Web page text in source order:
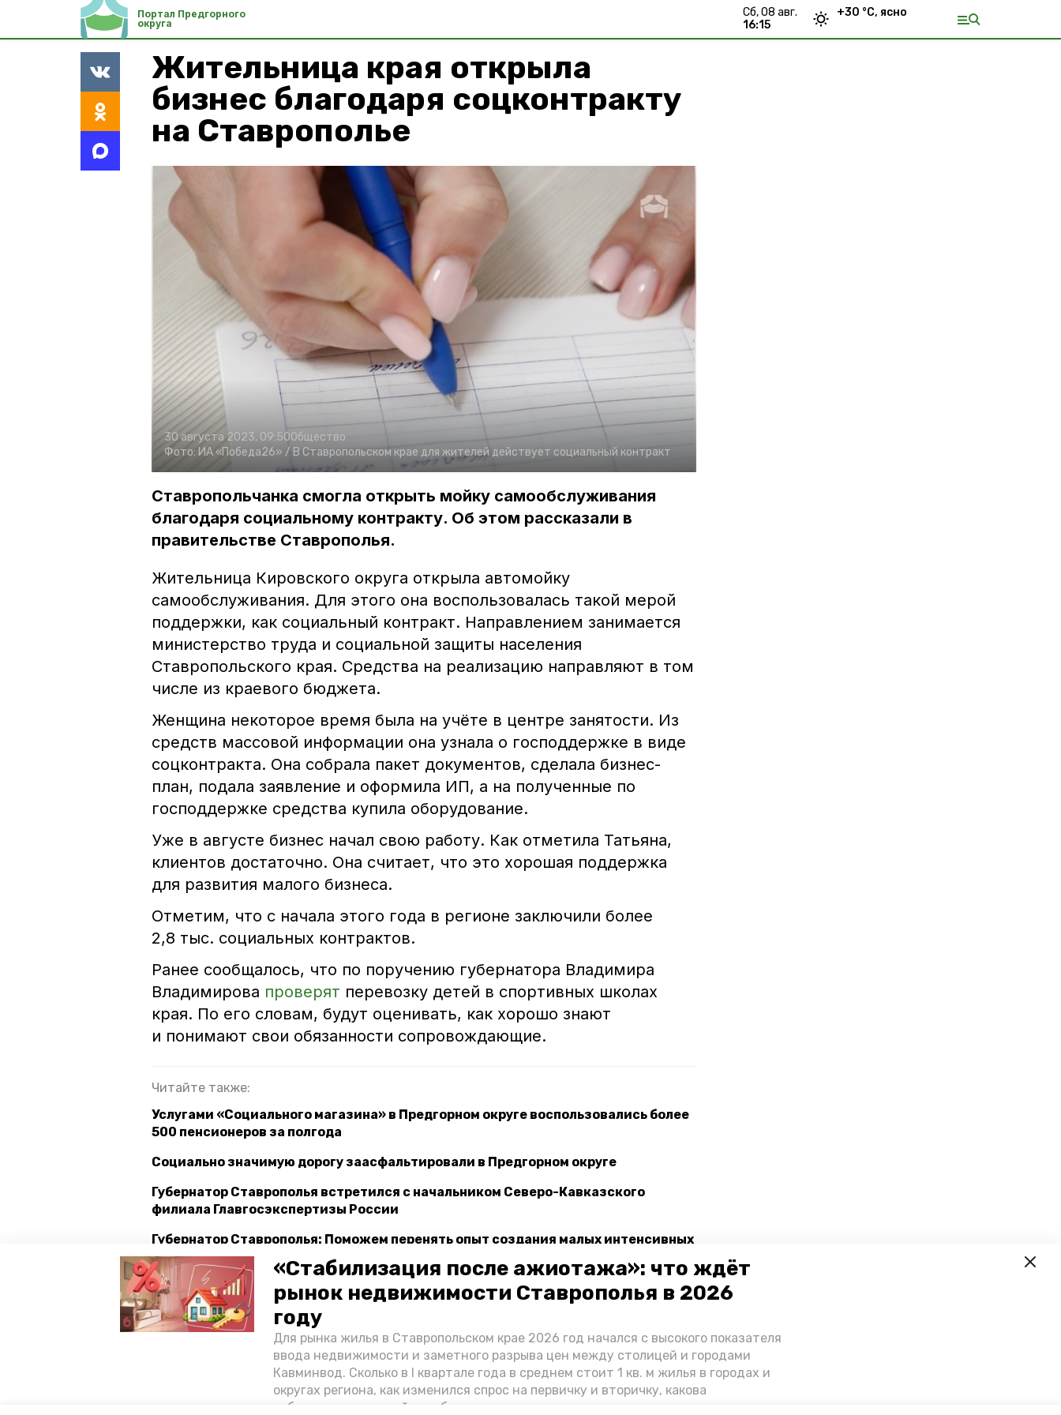
«Стабилизация после ажиотажа»: что ждёт
рынок недвижимости Ставрополья в 2026
году
Для рынка жилья в Ставропольском крае 2026 год начался с высокого показателя
ввода недвижимости и заметного разрыва цен между столицей и городами
Кавминвод. Сколько в I квартале года в среднем стоит 1 кв. м жилья в городах и
округах региона, как изменился спрос на первичку и вторичку, какова
себестоимость стройки собственного жилья в этом году и какие прогнозы о
Портал Предгорного
округа
сб, 08 авг.
16:15
+30 °С, ясно
Жительница края открыла
бизнес благодаря соцконтракту
на Ставрополье
30 августа 2023, 09:50Общество
Фото: ИА «Победа26» / В Ставропольском крае для жителей действует социальный контракт
Ставропольчанка смогла открыть мойку самообслуживания
благодаря социальному контракту. Об этом рассказали в
правительстве Ставрополья.
Жительница Кировского округа открыла автомойку
самообслуживания. Для этого она воспользовалась такой мерой
поддержки, как социальный контракт. Направлением занимается
министерство труда и социальной защиты населения
Ставропольского края. Средства на реализацию направляют в том
числе из краевого бюджета.
Женщина некоторое время была на учёте в центре занятости. Из
средств массовой информации она узнала о господдержке в виде
соцконтракта. Она собрала пакет документов, сделала бизнес-
план, подала заявление и оформила ИП, а на полученные по
господдержке средства купила оборудование.
Уже в августе бизнес начал свою работу. Как отметила Татьяна,
клиентов достаточно. Она считает, что это хорошая поддержка
для развития малого бизнеса.
Отметим, что с начала этого года в регионе заключили более
2,8 тыс. социальных контрактов.
Ранее сообщалось, что по поручению губернатора Владимира
Владимирова проверят перевозку детей в спортивных школах
края. По его словам, будут оценивать, как хорошо знают
и понимают свои обязанности сопровождающие.
Читайте также:
Услугами «Социального магазина» в Предгорном округе воспользовались более
500 пенсионеров за полгода
Социально значимую дорогу заасфальтировали в Предгорном округе
Губернатор Ставрополья встретился с начальником Северо-Кавказского
филиала Главгосэкспертизы России
Губернатор Ставрополья: Поможем перенять опыт создания малых интенсивных
садов побратимам из Антрацитовского района
губернатор
социальный контракт ставропольский край
минтруда и соцзащиты населения ск